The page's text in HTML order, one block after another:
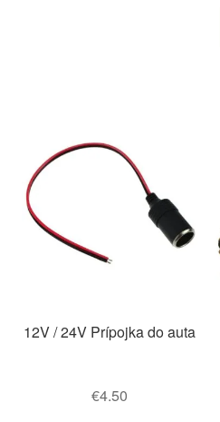
12V / 24V Prípojka do auta
€4.50